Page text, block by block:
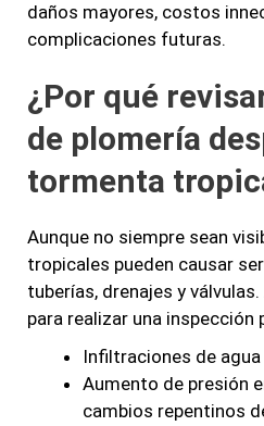
daños mayores, costos
complicaciones futuras.
¿Por qué
de plomería
tormenta
Aunque no siempre sean
tropicales pueden causar
tuberías, drenajes y
para realizar una
Infiltraciones de
Aumento de presión
cambios repentinos